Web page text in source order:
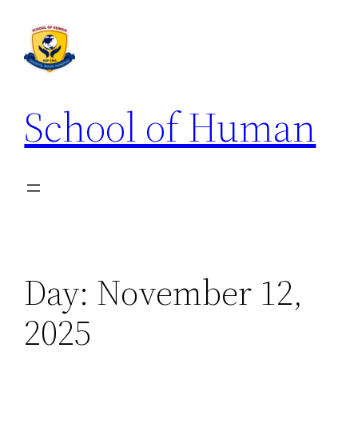
School of Human
Day: November 12,
2025